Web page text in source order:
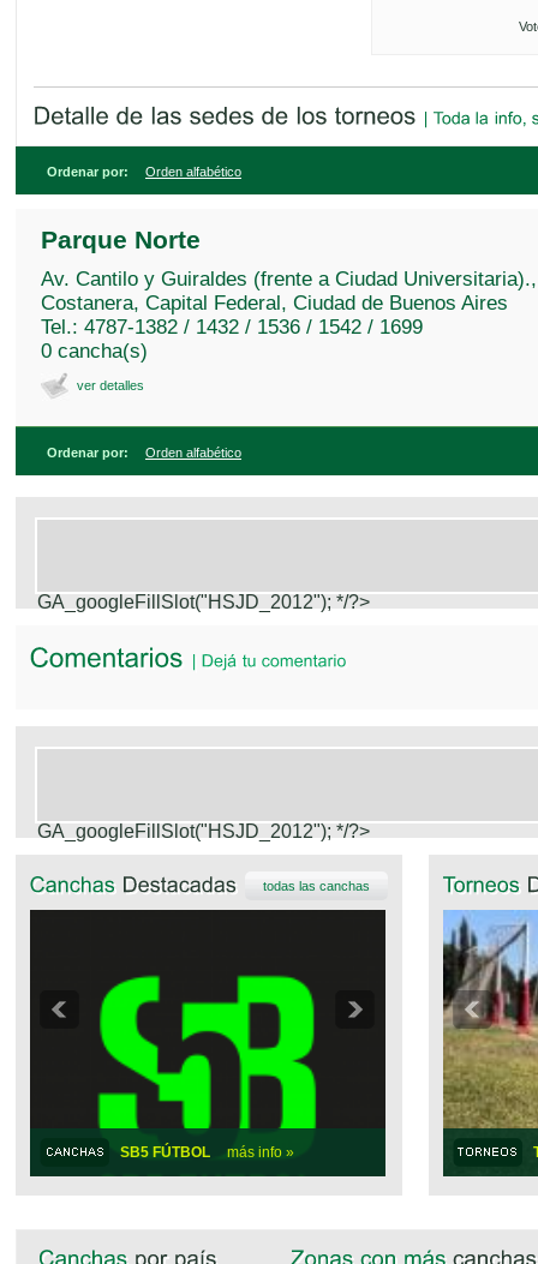
Ordenar por: Orden alfabético
Parque Norte
Av. Cantilo y Guiraldes (frente a Ciudad Universitaria).,
Costanera, Capital Federal, Ciudad de Buenos Aires
Tel.: 4787-1382 / 1432 / 1536 / 1542 / 1699
0 cancha(s)
ver detalles
Ordenar por: Orden alfabético
GA_googleFillSlot("HSJD_2012"); */?>
GA_googleFillSlot("HSJD_2012"); */?>
todas las canchas
SB5 FÚTBOL más info »